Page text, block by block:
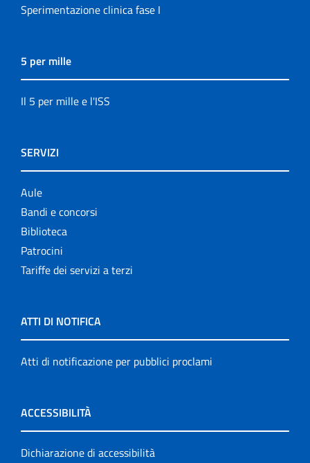
Sperimentazione clinica fase I
5 per mille
Il 5 per mille e l'ISS
SERVIZI
Aule
Bandi e concorsi
Biblioteca
Patrocini
Tariffe dei servizi a terzi
ATTI DI NOTIFICA
Atti di notificazione per pubblici proclami
ACCESSIBILITÀ
Dichiarazione di accessibilità